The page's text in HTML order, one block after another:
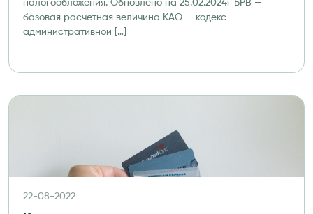
налогообложения. Обновлено на 25.02.2024г БРВ —
базовая расчетная величина КАО — кодекс
административной […]
22-08-2022